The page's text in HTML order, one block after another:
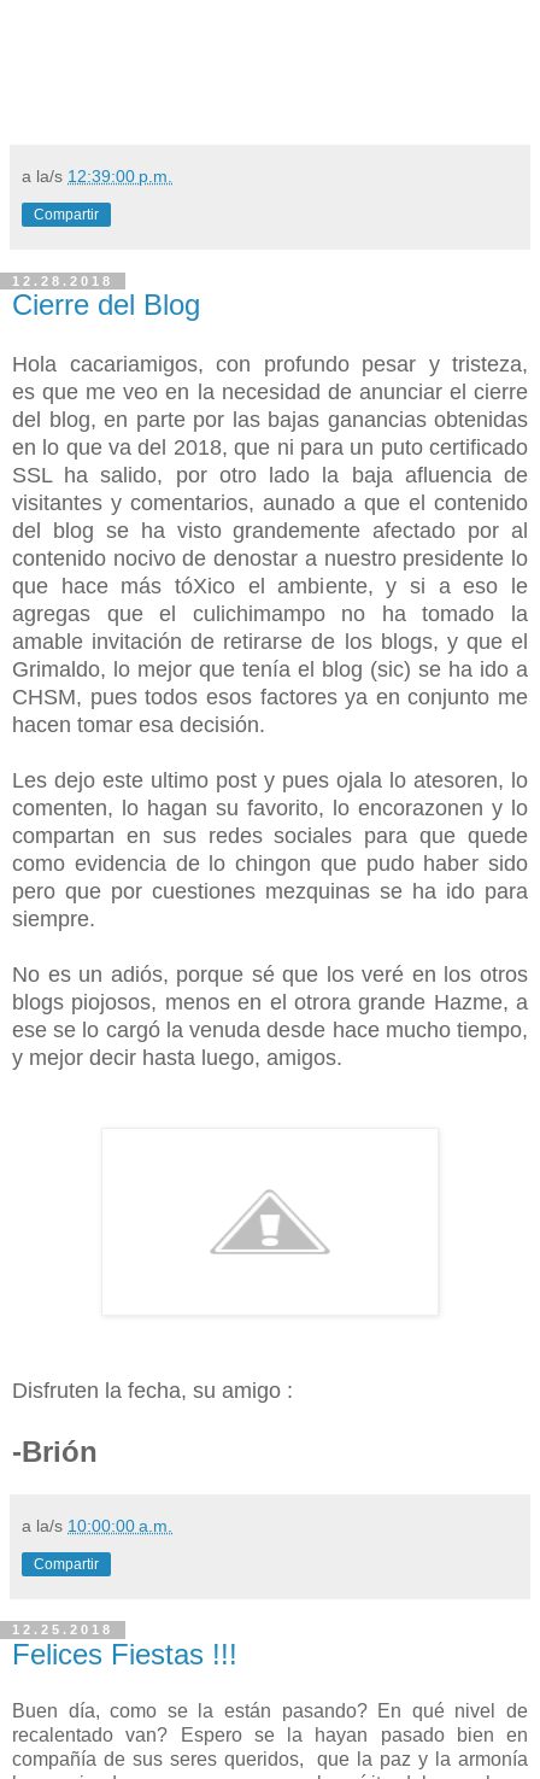
a la/s 12:39:00 p.m.
Compartir
12.28.2018
Cierre del Blog
Hola cacariamigos, con profundo pesar y tristeza,
es que me veo en la necesidad de anunciar el cierre
del blog, en parte por las bajas ganancias obtenidas
en lo que va del 2018, que ni para un puto certificado
SSL ha salido, por otro lado la baja afluencia de
visitantes y comentarios, aunado a que el contenido
del blog se ha visto grandemente afectado por al
contenido nocivo de denostar a nuestro presidente lo
que hace más tóXico el ambiente, y si a eso le
agregas que el culichimampo no ha tomado la
amable invitación de retirarse de los blogs, y que el
Grimaldo, lo mejor que tenía el blog (sic) se ha ido a
CHSM, pues todos esos factores ya en conjunto me
hacen tomar esa decisión.
Les dejo este ultimo post y pues ojala lo atesoren, lo
comenten, lo hagan su favorito, lo encorazonen y lo
compartan en sus redes sociales para que quede
como evidencia de lo chingon que pudo haber sido
pero que por cuestiones mezquinas se ha ido para
siempre.
No es un adiós, porque sé que los veré en los otros
blogs piojosos, menos en el otrora grande Hazme, a
ese se lo cargó la venuda desde hace mucho tiempo,
y mejor decir hasta luego, amigos.
Disfruten la fecha, su amigo :
-Brión
a la/s 10:00:00 a.m.
Compartir
12.25.2018
Felices Fiestas !!!
Buen día, como se la están pasando? En qué nivel de
recalentado van? Espero se la hayan pasado bien en
compañía de sus seres queridos, que la paz y la armonía